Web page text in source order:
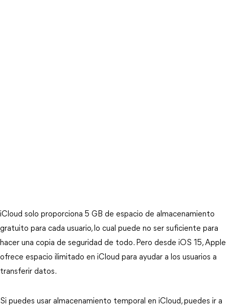
iCloud solo proporciona 5 GB de espacio de almacenamiento
gratuito para cada usuario, lo cual puede no ser suficiente para
hacer una copia de seguridad de todo. Pero desde iOS 15, Apple
ofrece espacio ilimitado en iCloud para ayudar a los usuarios a
transferir datos.
Si puedes usar almacenamiento temporal en iCloud, puedes ir a